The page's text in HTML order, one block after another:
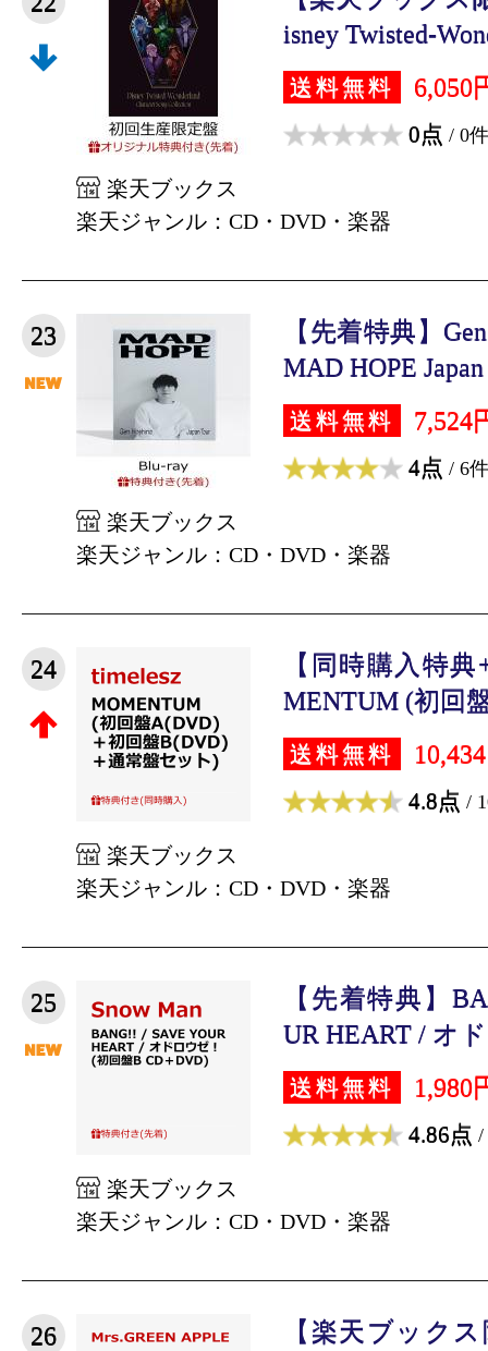
isney Twisted-
送料無料 6,050
0点 / 0件
楽天ブックス
楽天ジャンル：CD・DVD・楽器
23
【先着特典】
MAD HOPE
送料無料 7,524
4点 / 6件
楽天ブックス
楽天ジャンル：CD・DVD・楽器
24
【同時購入特
MENTUM (初回
送料無料
4.8点 /
楽天ブックス
楽天ジャンル：CD・DVD・楽器
25
【先着特典】
UR HEART / オ
送料無料 1,980
4.86点 /
楽天ブックス
楽天ジャンル：CD・DVD・楽器
26
【楽天ブック